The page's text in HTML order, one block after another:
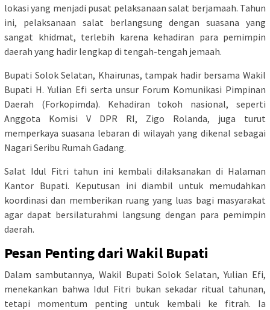
lokasi yang menjadi pusat pelaksanaan salat berjamaah. Tahun
ini, pelaksanaan salat berlangsung dengan suasana yang
sangat khidmat, terlebih karena kehadiran para pemimpin
daerah yang hadir lengkap di tengah-tengah jemaah.
Bupati Solok Selatan, Khairunas, tampak hadir bersama Wakil
Bupati H. Yulian Efi serta unsur Forum Komunikasi Pimpinan
Daerah (Forkopimda). Kehadiran tokoh nasional, seperti
Anggota Komisi V DPR RI, Zigo Rolanda, juga turut
memperkaya suasana lebaran di wilayah yang dikenal sebagai
Nagari Seribu Rumah Gadang.
Salat Idul Fitri tahun ini kembali dilaksanakan di Halaman
Kantor Bupati. Keputusan ini diambil untuk memudahkan
koordinasi dan memberikan ruang yang luas bagi masyarakat
agar dapat bersilaturahmi langsung dengan para pemimpin
daerah.
Pesan Penting dari Wakil Bupati
Dalam sambutannya, Wakil Bupati Solok Selatan, Yulian Efi,
menekankan bahwa Idul Fitri bukan sekadar ritual tahunan,
tetapi momentum penting untuk kembali ke fitrah. Ia